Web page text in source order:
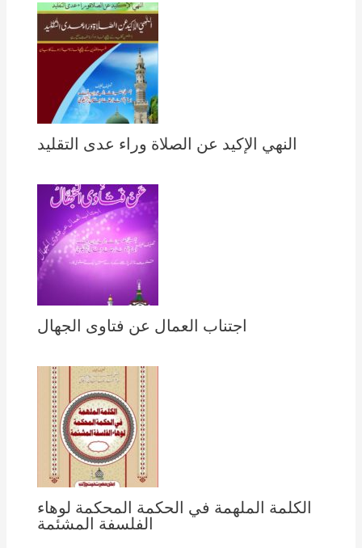
النهي الإكيد عن الصلاة وراء عدى التقليد
اجتناب العمال عن فتاوى الجهال
الكلمة الملهمة في الحكمة المحكمة لوهاء
الفلسفة المشئمة